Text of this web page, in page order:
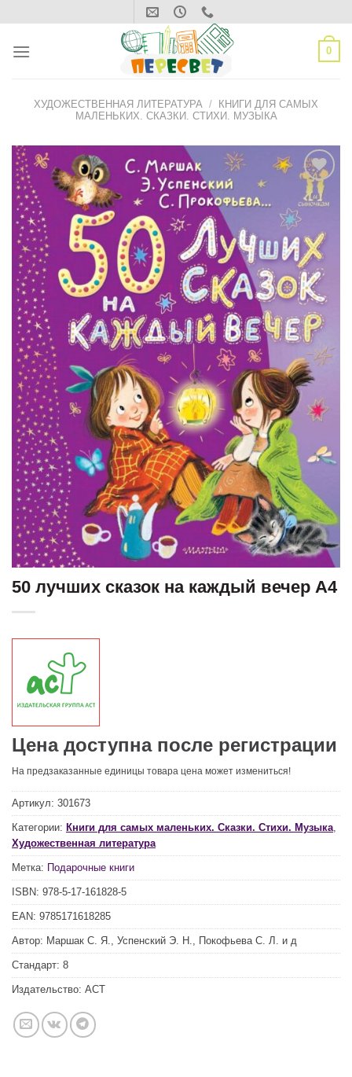
content
0
ХУДОЖЕСТВЕННАЯ ЛИТЕРАТУРА /
КНИГИ ДЛЯ САМЫХ
МАЛЕНЬКИХ. СКАЗКИ. СТИХИ. МУЗЫКА
ДОБАВИТЬ
В СПИСОК
ЖЕЛАНИЙ
50 лучших сказок на каждый вечер А4
Цена доступна после регистрации
На предзаказанные единицы товара цена может измениться!
Артикул: 301673
Категории: Книги для самых маленьких. Сказки. Стихи. Музыка,
Художественная литература
Метка: Подарочные книги
ISBN: 978-5-17-161828-5
EAN: 9785171618285
Автор: Маршак С. Я., Успенский Э. Н., Покофьева С. Л. и д
Стандарт: 8
Издательство: АСТ